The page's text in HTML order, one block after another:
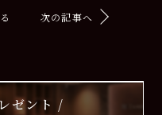
次の記事へ
ゼント /